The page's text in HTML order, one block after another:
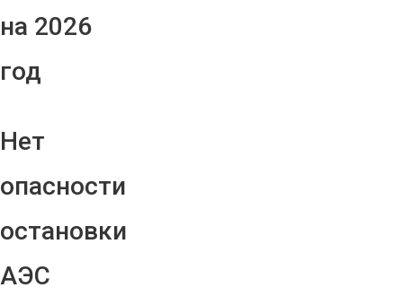
на 2026
год
Нет
опасности
остановки
АЭС